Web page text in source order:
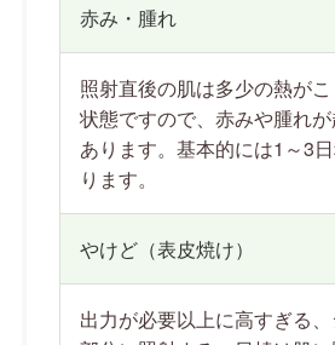
赤み・腫れ
照射直後の肌は多少の熱が
状態ですので、赤みや腫れ
あります。基本的には1～3
ります。
やけど（表皮焼け）
出力が必要以上に高すぎる